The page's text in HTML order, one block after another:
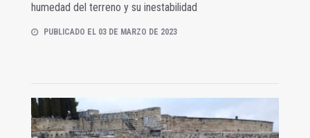
humedad del terreno y su inestabilidad
PUBLICADO EL 03 DE MARZO DE 2023